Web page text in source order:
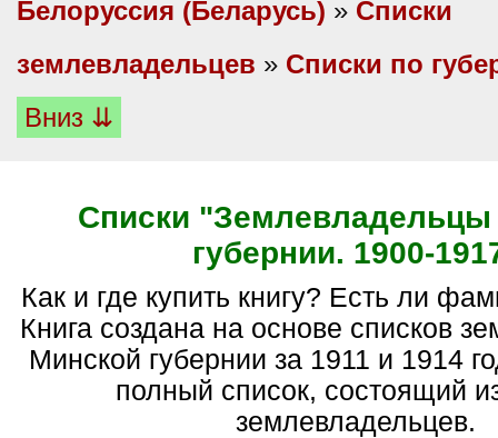
Белоруссия (Беларусь) » Списки
землевладельцев » Списки по
Вниз ⇊
Списки
губернии. 1900-
Как и где купить книгу? Есть ли
Книга создана на основе списков
Минской губернии за 1911 и 1914
полный список, состоящий
землевладельцев.